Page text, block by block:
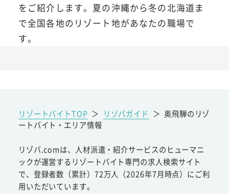
をご紹介します。夏の沖縄から冬の北海道ま
で全国各地のリゾート地があなたの職場で
す。
リゾートバイトTOP ＞ リゾバガイド ＞ 奥飛騨のリゾ
ートバイト・エリア情報
リゾバ.comは、人材派遣・紹介サービスのヒューマニ
ックが運営するリゾートバイト専門の求人検索サイト
で、登録者数（累計）72万人（2026年7月時点）にご利
用いただいています。